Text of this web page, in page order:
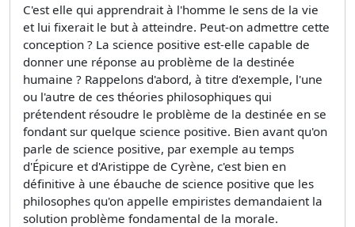
C'est elle qui apprendrait à l'homme le sens de la vie
et lui fixerait le but à atteindre. Peut-on admettre cette
conception ? La science positive est-elle capable de
donner une réponse au problème de la destinée
humaine ? Rappelons d'abord, à titre d'exemple, l'une
ou l'autre de ces théories philosophiques qui
prétendent résoudre le problème de la destinée en se
fondant sur quelque science positive. Bien avant qu'on
parle de science positive, par exemple au temps
d'Épicure et d'Aristippe de Cyrène, c'est bien en
définitive à une ébauche de science positive que les
philosophes qu'on appelle empiristes demandaient la
solution problème fondamental de la morale.